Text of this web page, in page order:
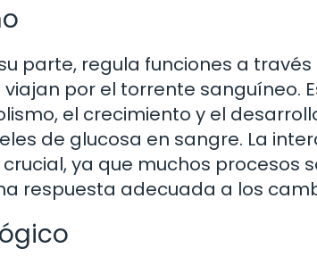
parte, regula funciones a
por el torrente sanguíneo.
el crecimiento y el
de glucosa en sangre. La
ya que muchos procesos
respuesta adecuada a los